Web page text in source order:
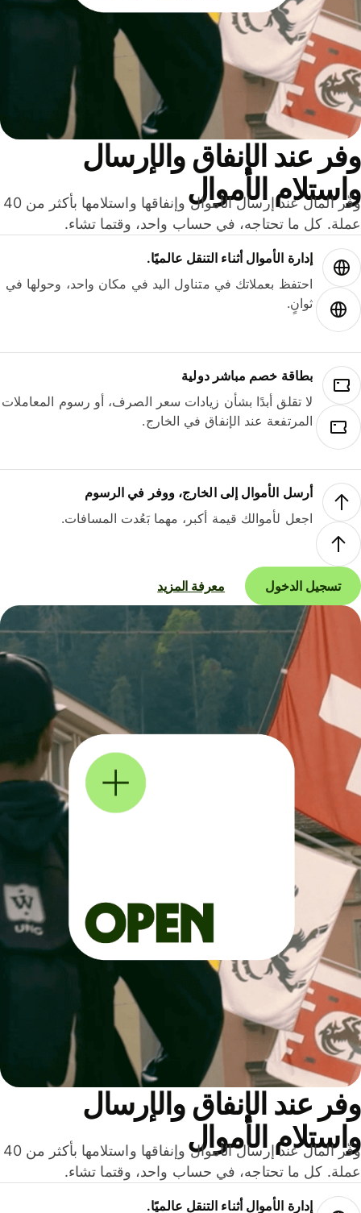
عند الإنفاق والإرسال
الأموال
وفّر المال عند إرسال الأموال وإنفاقها واستلامها بأكثر من 40
كل ما تحتاجه، في حساب واحد، وقتما تشاء.
إدارة الأموال أثناء التنقل عالميًا.
احتفظ بعملاتك في متناول اليد في مكان واحد، وحولها في
ثوانٍ.
بطاقة خصم مباشر دولية
لا تقلق أبدًا بشأن زيادات سعر الصرف، أو رسوم المعاملات
المرتفعة عند الإنفاق في الخارج.
أرسل الأموال إلى الخارج، ووفر في الرسوم
اجعل لأموالك قيمة أكبر، مهما بَعُدت المسافات.
تسجيل الدخول معرفة المزيد
عند الإنفاق والإرسال
الأموال
وفّر المال عند إرسال الأموال وإنفاقها واستلامها بأكثر من 40
كل ما تحتاجه، في حساب واحد، وقتما تشاء.
إدارة الأموال أثناء التنقل عالميًا.